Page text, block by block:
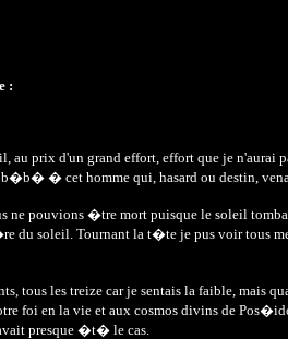
:
au prix d'un grand effort, effort que je
� cet homme qui, hasard ou destin,
pouvions �tre mort puisque le soleil
soleil. Tournant la t�te je pus voir tous
tous les treize car je sentais la faible, mais
foi en la vie et aux cosmos divins de
presque �t� le cas.